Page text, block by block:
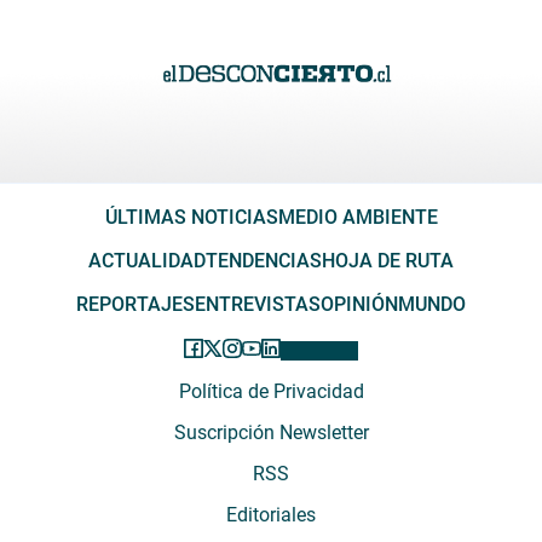
ÚLTIMAS NOTICIAS MEDIO AMBIENTE
ACTUALIDADTENDENCIAS HOJA DE RUTA
REPORTAJES ENTREVISTASOPINIÓN MUNDO
Política de Privacidad
Suscripción Newsletter
RSS
Editoriales